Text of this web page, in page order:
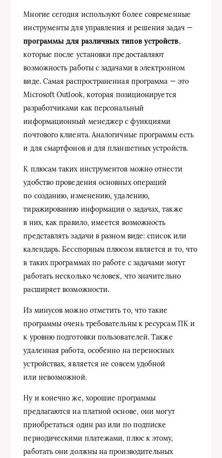
Многие сегодня используют более современные
инструменты для управления и решения задач —
программы для различных типов устройств,
которые после установки предоставляют
возможность работы с задачами в электронном
виде. Самая распространенная программа — это
Microsoft Outlook, которая позиционируется
разработчиками как персональный
информационный менеджер с функциями
почтового клиента. Аналогичные программы есть
и для смартфонов и для планшетных устройств.
К плюсам таких инструментов можно отнести
удобство проведения основных операций
по созданию, изменению, удалению,
тиражированию информации о задачах, также
в них, как правило, имеется возможность
представлять задачи в разном виде: список или
календарь. Бесспорным плюсом является и то, что
в таких программах по работе с задачами могут
работать несколько человек, что значительно
расширяет возможности.
Из минусов можно отметить то, что такие
программы очень требовательны к ресурсам ПК и
к уровню подготовки пользователей. Также
удаленная работа, особенно на переносных
устройствах, является не совсем удобной
или невозможной.
Ну и конечно же, хорошие программы
предлагаются на платной основе, они могут
приобретаться один раз или по подписке
периодическими платежами, плюс к этому,
работать они должны на производительных